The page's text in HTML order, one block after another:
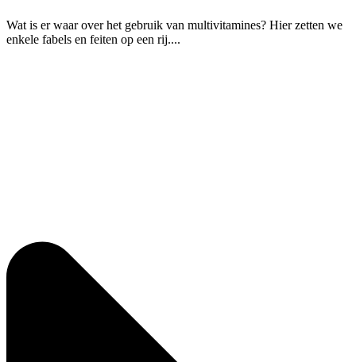
Wat is er waar over het gebruik van multivitamines? Hier zetten we
enkele fabels en feiten op een rij....